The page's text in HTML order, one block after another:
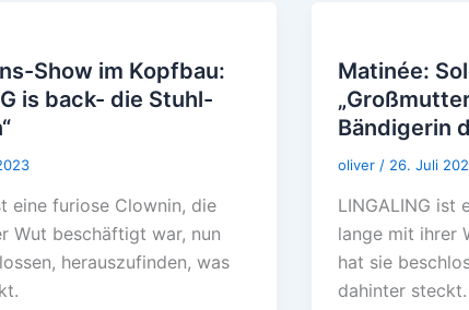
Show im Kopfbau:
is back- die Stuhl-
eine furiose Clownin, die
Wut beschäftigt war, nun
herauszufinden, was
Matinée:
Bändigerin
oliver / 26. Juli
LINGALING ist
lange mit ihrer
hat sie
dahinter steckt.